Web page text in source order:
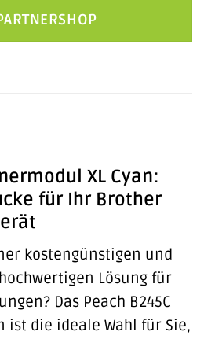
XL Cyan:
für Ihr Brother
kostengünstigen und
Lösung für
Das Peach B245C
ist die ideale Wahl für Sie,